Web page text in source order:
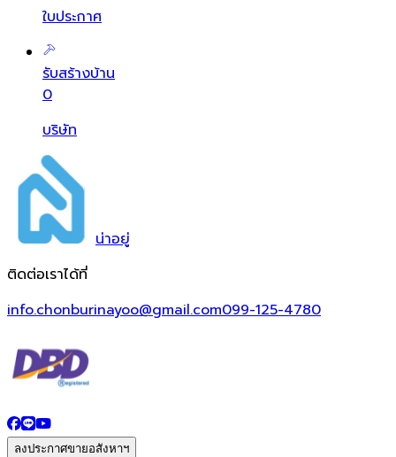
ใบประกาศ
รับสร้างบ้าน
0
บริษัท
น่าอยู่
ติดต่อเราได้ที่
info.chonburinayoo@gmail.com099-125-4780
ลงประกาศขายอสังหาฯ